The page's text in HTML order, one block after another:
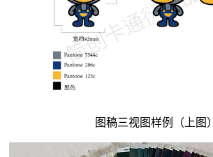
图稿三视图样例（上图）